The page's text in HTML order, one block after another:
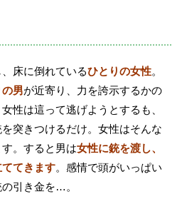
床に倒れているひとりの女性。
男が近寄り、力を誇示するかの
性は這って逃げようとするも、
突きつけるだけ。女性はそんな
。すると男は女性に銃を渡し、
てきます。感情で頭がいっぱい
引き金を…。